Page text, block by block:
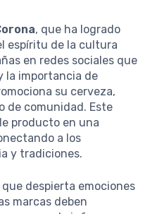
, que ha logrado
espíritu de la cultura
en redes sociales que
la importancia de
su cerveza,
de comunidad. Este
producto en una
a los
y tradiciones.
despierta emociones
marcas deben